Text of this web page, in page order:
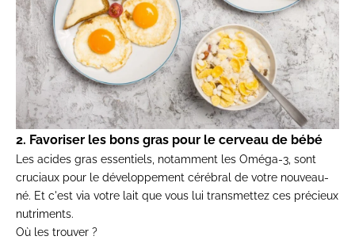
2. Favoriser les bons gras pour le cerveau de bébé
Les acides gras essentiels, notamment les Oméga-3, sont
cruciaux pour le développement cérébral de votre nouveau-
né. Et c'est via votre lait que vous lui transmettez ces précieux
nutriments.
Où les trouver ?